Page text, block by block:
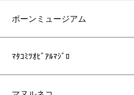
ボーンミュージアム
ﾏﾀｺﾐﾂｵﾋﾞｱﾙﾏｼﾞﾛ